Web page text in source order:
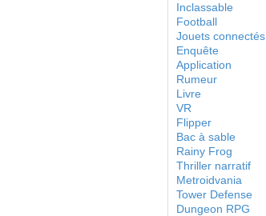
Inclassable
Football
Jouets connectés
Enquête
Application
Rumeur
Livre
VR
Flipper
Bac à sable
Rainy Frog
Thriller narratif
Metroidvania
Tower Defense
Dungeon RPG